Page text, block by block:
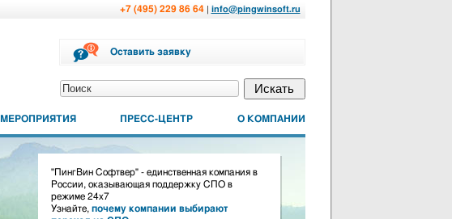
+7 (495) 229 86 64| info@pingwinsoft.ru
Оставить заявку
МЕРОПРИЯТИЯ ПРЕСС-ЦЕНТР О КОМПАНИИ
"ПингВин Софтвер" - единственная компания в
России, оказывающая поддержку СПО в
режиме 24х7
Узнайте, почему компании выбирают